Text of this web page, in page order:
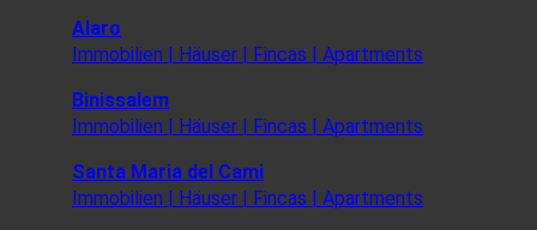
Alaro
Immobilien | Häuser | Fincas | Apartments
Binissalem
Immobilien | Häuser | Fincas | Apartments
Santa Maria del Cami
Immobilien | Häuser | Fincas | Apartments